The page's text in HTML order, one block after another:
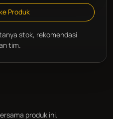
Produk
stok, rekomendasi
tim.
produk ini.